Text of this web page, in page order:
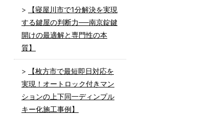
【寝屋川市で1分解決を実現
する鍵屋の判断力──南京錠鍵
開けの最適解と専門性の本
質】
【枚方市で最短即日対応を
実現！オートロック付きマン
ションの上下同一ディンプル
キー化施工事例】